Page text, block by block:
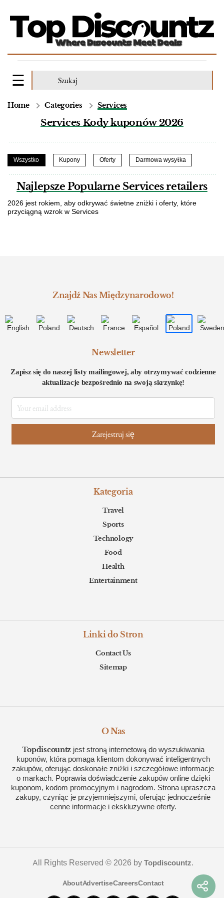
Home Categories Services
Services Kody kuponów 2026
Wszystko Kupony Oferty Darmowa wysyłka
Najlepsze Popularne Services retailers
2026 jest rokiem, aby odkrywać świetne zniżki i oferty, które
przyciągną wzrok w Services
Znajdź Nas Międzynarodowo!
Newsletter
Zapisz się do naszej listy mailingowej, aby otrzymywać codzienne
aktualizacje bezpośrednio na swoją skrzynkę!
Kategoria
Travel
Sports
Technology
Food
Health
Entertainment
Linki do Stron
Contact Us
Sitemap
O Nas
Topdiscountz jest stroną internetową do wyszukiwania
kuponów, która pomaga klientom dokonywać inteligentnych
zakupów, oferując doskonałe zniżki i szczegółowe informacje
o markach. Poprawia doświadczenie zakupów online dzięki
kuponom, kodom promocyjnym i nagrodom. Strona upraszcza
zakupy, czyniąc je przyjemniejszymi, oferując jednocześnie
cenne informacje i ekskluzywne oferty.
All Rights Reserved © 2026 byTopdiscountz.
AboutAdvertiseCareersContact